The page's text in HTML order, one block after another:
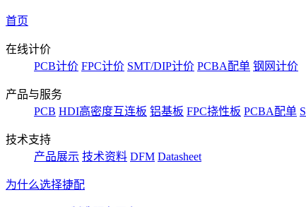
首页
在线计价
PCB计价 FPC计价 SMT/DIP计价 PCBA配单 钢网计价
产品与服务
PCB HDI高密度互连板 铝基板 FPC挠性板 PCBA配单
技术支持
产品展示 技术资料 DFM Datasheet
为什么选择捷配